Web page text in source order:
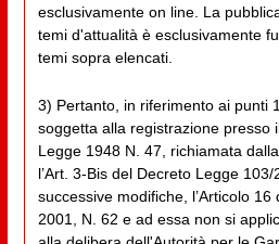
esclusivamente on line. La
temi d'attualità è esclusivamente
temi sopra elencati.
3) Pertanto, in riferimento ai punti
soggetta alla registrazione presso
Legge 1948 N. 47, richiamata
l’Art. 3-Bis del Decreto Legge
successive modifiche, l’Articolo
2001, N. 62 e ad essa non si